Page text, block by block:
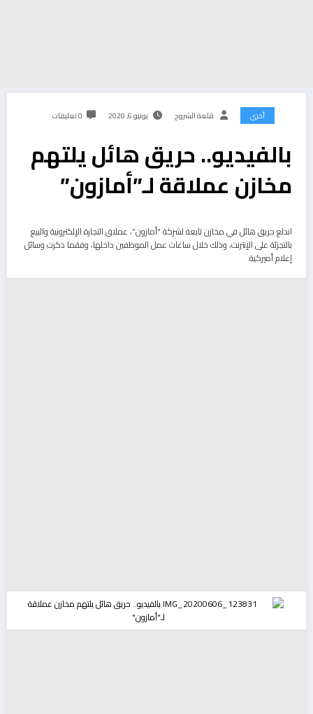
أخرى قلعة الشروح يونيو 6, 2020 0 تعليقات
بالفيديو.. حريق هائل يلتهم
مخازن عملاقة لـ”أمازون”
اندلع حريق هائل في مخازن تابعة لشركة “أمازون”، عملاق التجارة الإلكترونية والبيع
بالتجزئة على الإنترنت، وذلك خلال ساعات عمل الموظفين داخلها، وفقما ذكرت وسائل
إعلام أميركية.